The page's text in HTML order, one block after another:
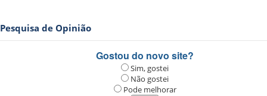
Pesquisa de Opinião
Gostou do novo site?
Sim, gostei
Não gostei
Pode melhorar